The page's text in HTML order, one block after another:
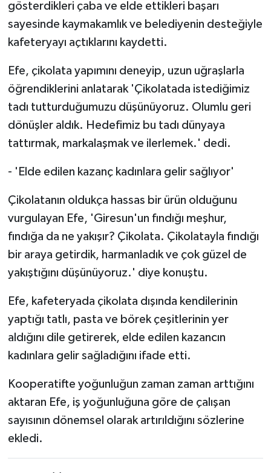
gösterdikleri çaba ve elde ettikleri başarı
sayesinde kaymakamlık ve belediyenin desteğiyle
kafeteryayı açtıklarını kaydetti.
Efe, çikolata yapımını deneyip, uzun uğraşlarla
öğrendiklerini anlatarak 'Çikolatada istediğimiz
tadı tutturduğumuzu düşünüyoruz. Olumlu geri
dönüşler aldık. Hedefimiz bu tadı dünyaya
tattırmak, markalaşmak ve ilerlemek.' dedi.
- 'Elde edilen kazanç kadınlara gelir sağlıyor'
Çikolatanın oldukça hassas bir ürün olduğunu
vurgulayan Efe, 'Giresun'un fındığı meşhur,
fındığa da ne yakışır? Çikolata. Çikolatayla fındığı
bir araya getirdik, harmanladık ve çok güzel de
yakıştığını düşünüyoruz.' diye konuştu.
Efe, kafeteryada çikolata dışında kendilerinin
yaptığı tatlı, pasta ve börek çeşitlerinin yer
aldığını dile getirerek, elde edilen kazancın
kadınlara gelir sağladığını ifade etti.
Kooperatifte yoğunluğun zaman zaman arttığını
aktaran Efe, iş yoğunluğuna göre de çalışan
sayısının dönemsel olarak artırıldığını sözlerine
ekledi.